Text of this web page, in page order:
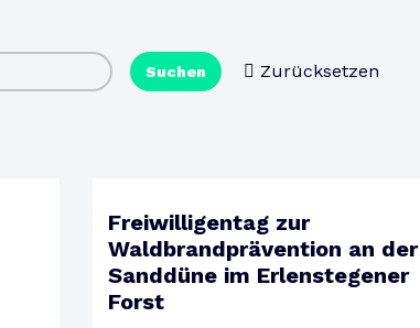
Suchen Zurücksetzen
15
SAMSTAG
Freiwilligentag zur
Waldbrandprävention an der
Sanddüne im Erlenstegener
Forst